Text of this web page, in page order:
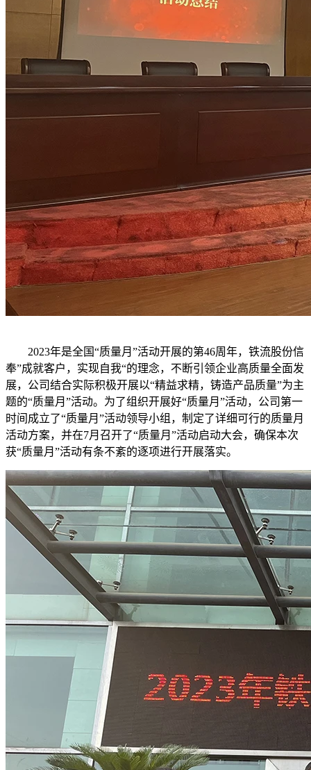
2023年是全国“质量月”活动开展的第46周年，铁流股份信
奉”成就客户，实现自我“的理念，不断引领企业高质量全面发
展，公司结合实际积极开展以“精益求精，铸造产品质量”为主
题的“质量月”活动。为了组织开展好“质量月”活动，公司第一
时间成立了“质量月”活动领导小组，制定了详细可行的质量月
活动方案，并在7月召开了“质量月”活动启动大会，确保本次
获“质量月”活动有条不紊的逐项进行开展落实。